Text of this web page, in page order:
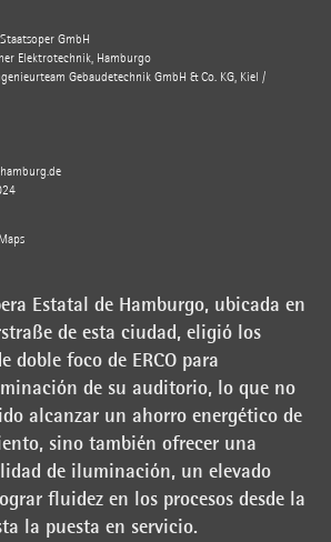
GmbH
Elektrotechnik, Hamburgo
Gebäudetechnik GmbH & Co. KG, Kiel /
Estatal de Hamburgo, ubicada en
de esta ciudad, eligió los
doble foco de ERCO para
de su auditorio, lo que no
alcanzar un ahorro energético de
sino también ofrecer una
de iluminación, un elevado
fluidez en los procesos desde la
la puesta en servicio.